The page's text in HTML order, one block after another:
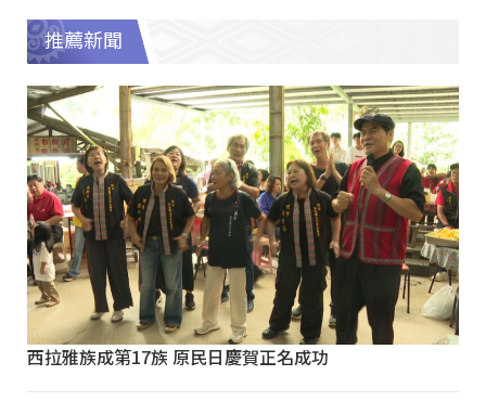
推薦新聞
西拉雅族成第17族 原民日慶賀正名成功